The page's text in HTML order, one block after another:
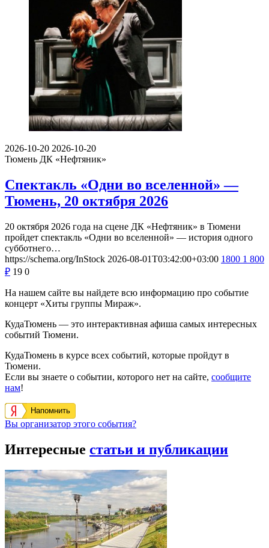
2026-10-20 2026-10-20
Тюмень ДК «Нефтяник»
Спектакль «Одни во вселенной» —
Тюмень, 20 октября 2026
20 октября 2026 года на сцене ДК «Нефтяник» в Тюмени
пройдет спектакль «Одни во вселенной» — история одного
субботнего…
https://schema.org/InStock 2026-08-01T03:42:00+03:00 1800 1 800
₽ 19 0
На нашем сайте вы найдете всю информацию про событие
концерт «Хиты группы Мираж».
КудаТюмень — это интерактивная афиша самых интересных
событий Тюмени.
КудаТюмень в курсе всех событий, которые пройдут в
Тюмени.
Если вы знаете о событии, которого нет на сайте, сообщите
нам!
Напомнить
Вы организатор этого события?
Интересные статьи и публикации